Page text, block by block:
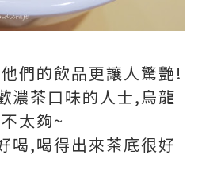
們的飲品更讓人驚艷!
濃茶口味的人士,烏龍
太夠~
喝,喝得出來茶底很好